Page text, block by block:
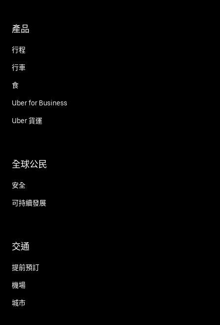
產品
行程
行車
食
Uber for Business
Uber 貨運
全球公民
安全
可持續發展
交通
提前預訂
機場
城市